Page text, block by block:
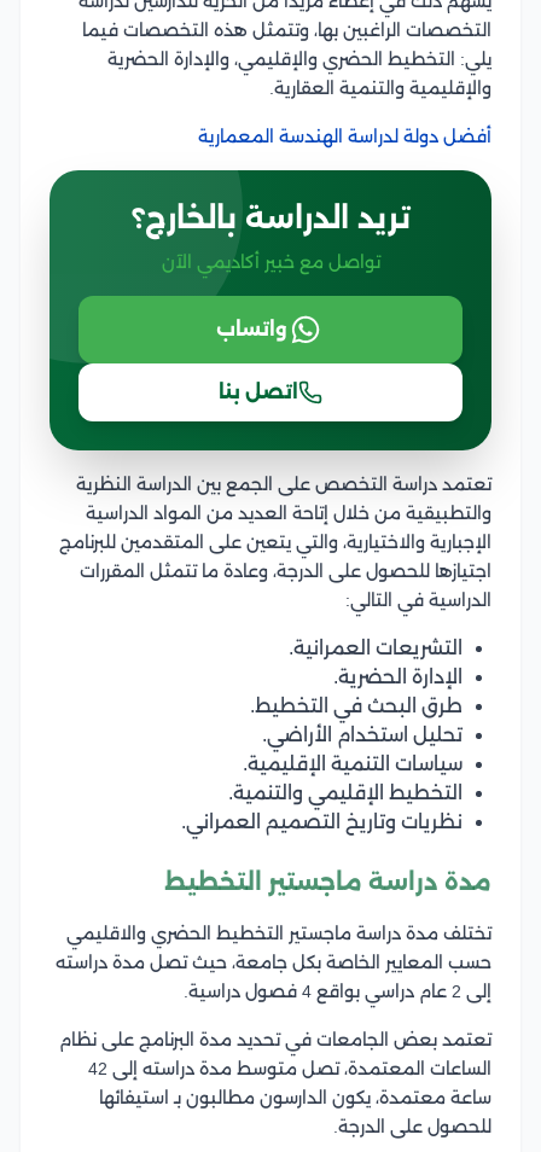
التخصصات الراغبين بها، وتتمثل هذه التخصصات فيما
يلي: التخطيط الحضري والإقليمي، والإدارة الحضرية
والإقليمية والتنمية العقارية.
أفضل دولة لدراسة الهندسة المعمارية
تريد الدراسة بالخارج؟
تواصل مع خبير أكاديمي الآن
واتساب
اتصل بنا
تعتمد دراسة التخصص على الجمع بين الدراسة النظرية
والتطبيقية من خلال إتاحة العديد من المواد الدراسية
الإجبارية والاختيارية، والتي يتعين على المتقدمين للبرنامج
اجتيازها للحصول على الدرجة، وعادة ما تتمثل المقررات
الدراسية في التالي:
التشريعات العمرانية.
الإدارة الحضرية.
طرق البحث في التخطيط.
تحليل استخدام الأراضي.
سياسات التنمية الإقليمية.
التخطيط الإقليمي والتنمية.
نظريات وتاريخ التصميم العمراني.
مدة دراسة ماجستير التخطيط
تختلف مدة دراسة ماجستير التخطيط الحضري والاقليمي
حسب المعايير الخاصة بكل جامعة، حيث تصل مدة دراسته
إلى 2 عام دراسي بواقع 4 فصول دراسية.
تعتمد بعض الجامعات في تحديد مدة البرنامج على نظام
الساعات المعتمدة، تصل متوسط مدة دراسته إلى 42
ساعة معتمدة، يكون الدارسون مطالبون بـ استيفائها
للحصول على الدرجة.